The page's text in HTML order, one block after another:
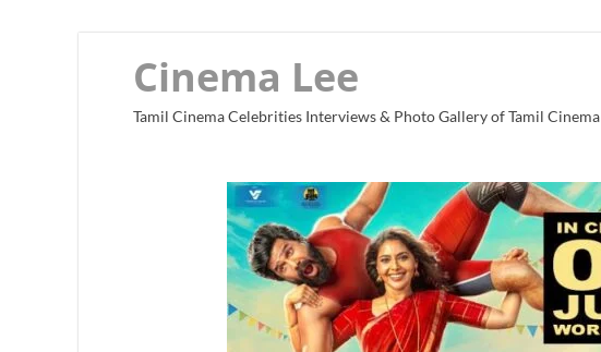
Cinema Lee
Tamil Cinema Celebrities Interviews & Photo Gallery of Tamil Cinema